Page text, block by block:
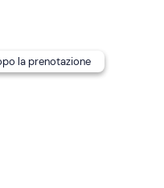
la prenotazione